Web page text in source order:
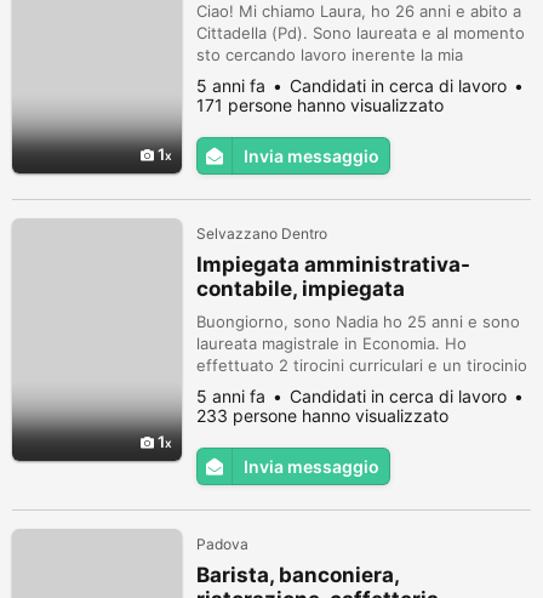
1
Ciao! Mi chiamo Laura, ho 26 anni e abito a
Cittadella (Pd). Sono laureata e al momento
sto cercando lavoro inerente la mia
professione. Nel frattempo mi rendo
disponibile per baby sitter e aiuto compiti
dal lunedì al venerdì. Ho maturato
esperienza con i bambini e con gli
adolescenti durante l'anno di servizio civile
5 anni fa
Candidati in cerca di lavoro
171 persone hanno visualizzato
Invia messaggio
1
Selvazzano Dentro
Impiegata amministrativa-
contabile, impiegata
Buongiorno, sono Nadia ho 25 anni e sono
laureata magistrale in Economia. Ho
effettuato 2 tirocini curriculari e un tirocinio
extra-curriculare in ambito amministrativo-
gestionale. Sto ricercando un lavoro serio,
mi ritengo una persona determinata,
organizzata e fortemente adattabile. Sono
disponibile ad inviare il mio cv in privato.
5 anni fa
Candidati in cerca di lavoro
233 persone hanno visualizzato
Invia messaggio
Padova
Barista, banconiera,